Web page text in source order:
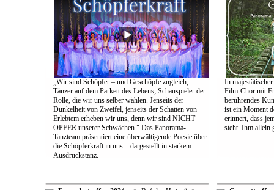
„Wir sind Schöpfer – und Geschöpfe zugleich,
Tänzer auf dem Parkett des Lebens; Schauspieler der
Rolle, die wir uns selber wählen. Jenseits der
Dunkelheit von Zweifel, jenseits der Schatten von
Erlebtem erheben wir uns, denn wir sind NICHT
OPFER unserer Schwächen." Das Panorama-
Tanzteam präsentiert eine überwältigende Poesie über
die Schöpferkraft in uns – dargestellt in starkem
Ausdruckstanz.
In
Film-Chor mit
berührendes
ist ein Moment
erinnert, dass
steht. Ihm allein